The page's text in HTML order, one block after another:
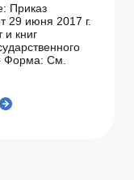
Приказ
29 июня 2017 г.
книг
Форма: См.